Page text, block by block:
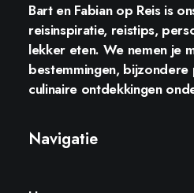
Bart en Fabian op Reisis
reisinspiratie, reistips,
lekker eten. We nemen je
bestemmingen,
culinaire ontdekkingen
Navigatie